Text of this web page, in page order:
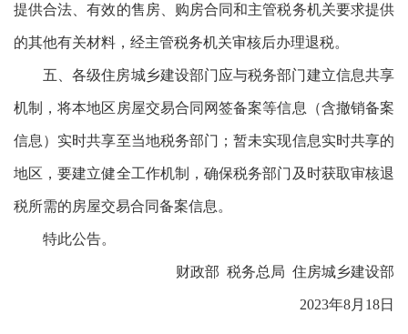
提供合法、有效的售房、购房合同和主管税务机关要求提供
的其他有关材料，经主管税务机关审核后办理退税。
五、各级住房城乡建设部门应与税务部门建立信息共享
机制，将本地区房屋交易合同网签备案等信息（含撤销备案
信息）实时共享至当地税务部门；暂未实现信息实时共享的
地区，要建立健全工作机制，确保税务部门及时获取审核退
税所需的房屋交易合同备案信息。
特此公告。
财政部 税务总局 住房城乡建设部
2023年8月18日